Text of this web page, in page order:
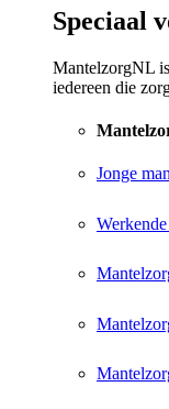
Speciaal
MantelzorgNL
iedereen die
Jonge